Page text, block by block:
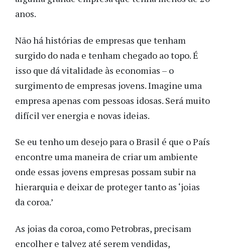
anos.
Não há histórias de empresas que tenham
surgido do nada e tenham chegado ao topo. É
isso que dá vitalidade às economias – o
surgimento de empresas jovens. Imagine uma
empresa apenas com pessoas idosas. Será muito
difícil ver energia e novas ideias.
Se eu tenho um desejo para o Brasil é que o País
encontre uma maneira de criar um ambiente
onde essas jovens empresas possam subir na
hierarquia e deixar de proteger tanto as ‘joias
da coroa.’
As joias da coroa, como Petrobras, precisam
encolher e talvez até serem vendidas,